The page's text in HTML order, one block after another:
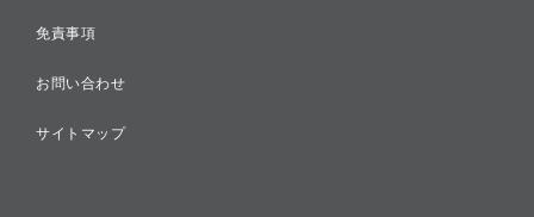
免責事項
お問い合わせ
サイトマップ